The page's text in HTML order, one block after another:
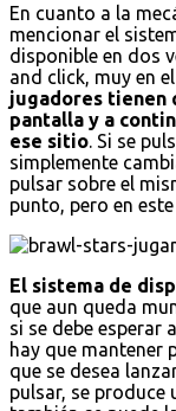
En cuanto a la
mencionar el
disponible en dos
and click, muy en
jugadores tienen
pantalla y a
ese sitio. Si se
simplemente
pulsar sobre el
punto, pero en
El sistema de
que aun queda
si se debe esperar
hay que mantener
que se desea
pulsar, se produce